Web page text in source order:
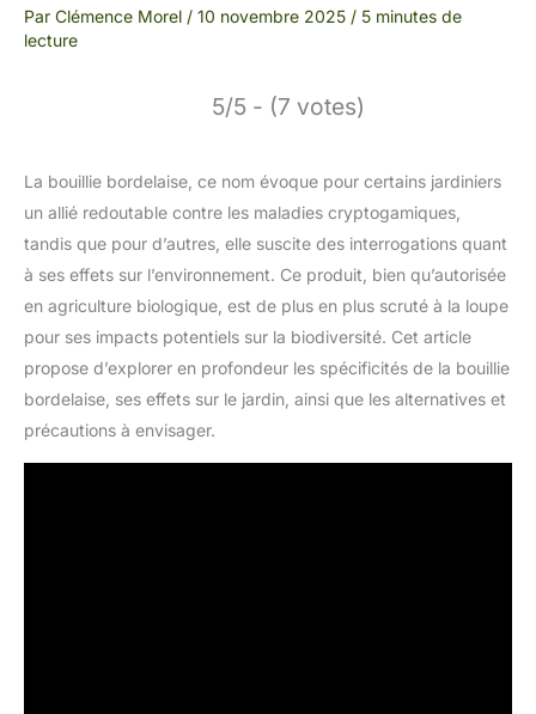
Par Clémence Morel / 10 novembre 2025 / 5 minutes de
lecture
5/5 - (7 votes)
La bouillie bordelaise, ce nom évoque pour certains jardiniers
un allié redoutable contre les maladies cryptogamiques,
tandis que pour d’autres, elle suscite des interrogations quant
à ses effets sur l’environnement. Ce produit, bien qu’autorisée
en agriculture biologique, est de plus en plus scruté à la loupe
pour ses impacts potentiels sur la biodiversité. Cet article
propose d’explorer en profondeur les spécificités de la bouillie
bordelaise, ses effets sur le jardin, ainsi que les alternatives et
précautions à envisager.